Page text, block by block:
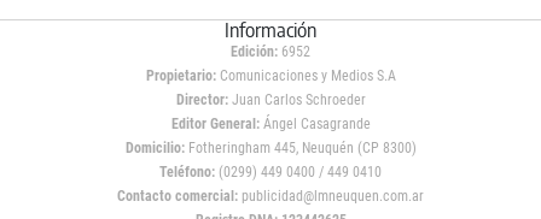
Información
Edición: 6952
Propietario:Comunicaciones y Medios S.A
Director: Juan Carlos Schroeder
Editor General:Ángel Casagrande
Domicilio:Fotheringham 445, Neuquén (CP 8300)
Teléfono: (0299) 449 0400 / 449 0410
Contacto comercial: publicidad@lmneuquen.com.ar